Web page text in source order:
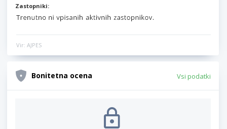
Zastopniki:
Vir: AJPES
Bonitetna ocena Vsi podatki